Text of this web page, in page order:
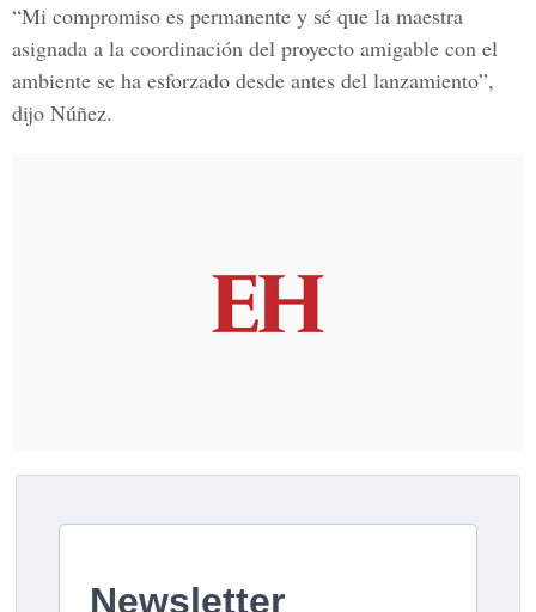
“Mi compromiso es permanente y sé que la maestra
asignada a la coordinación del proyecto amigable con el
ambiente se ha esforzado desde antes del lanzamiento”,
dijo Núñez.